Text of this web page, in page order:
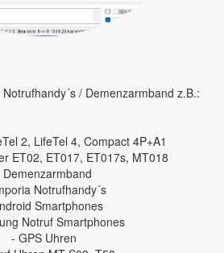
/ Demenzarmband z.B.:
2, LifeTel 4, Compact 4P+A1
ET02, ET017, ET017s, MT018
Demenzarmband
Notrufhandy´s
Smartphones
Notruf Smartphones
- GPS Uhren